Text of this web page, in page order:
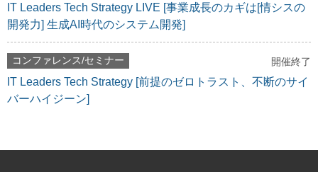
IT Leaders Tech Strategy LIVE [事業成長のカギは[情シスの
開発力] 生成AI時代のシステム開発]
コンファレンス/セミナー 開催終了
IT Leaders Tech Strategy [前提のゼロトラスト、不断のサイ
バーハイジーン]